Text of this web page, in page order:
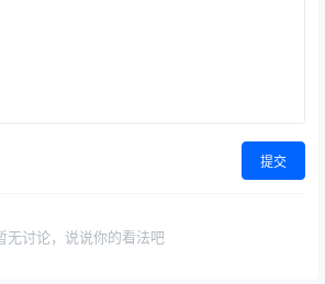
提交
无讨论，说说你的看法吧